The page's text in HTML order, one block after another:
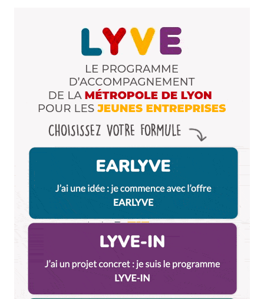
Enregistrer mon nom, mon e-mail et mon site dans le
navigateur pour mon prochain commentaire.
Et bim !